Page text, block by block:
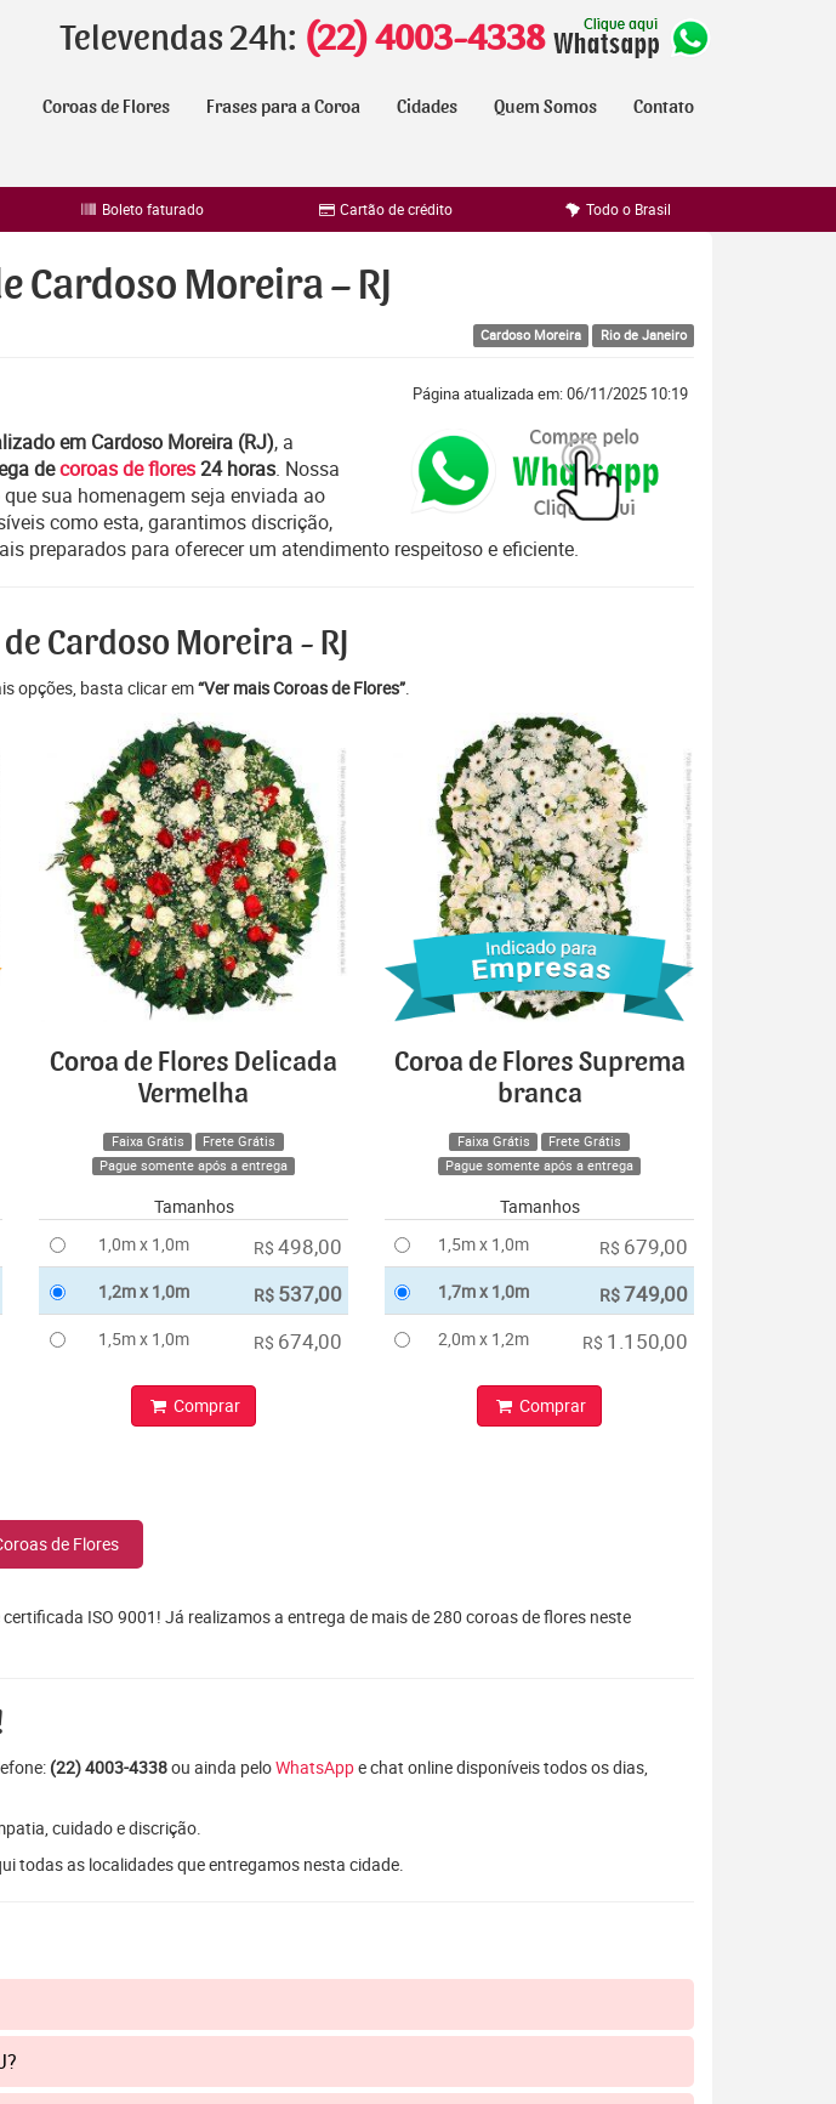
Televendas 24h: (22) 4003-4338
Coroas de Flores Frases para a Coroa Cidades Quem Somos Contato
Boleto faturado Cartão de crédito Todo o Brasil
Moreira – RJ
Cardoso Moreira Rio de Janeiro
Página atualizada em: 06/11/2025 10:19
em Cardoso Moreira (RJ), a
decoroas de flores24 horas. Nossa
sua homenagem seja enviada ao
como esta, garantimos discrição,
preparados para oferecer um atendimento respeitoso e eficiente.
Cardoso Moreira - RJ
opções, basta clicar em“Ver mais Coroas de Flores”.
Coroa de Flores Delicada
Vermelha
Faixa Grátis
Frete Grátis
Pague somente após a entrega
Tamanhos
1,0m x 1,0m
R$ 498,00
1,2m x 1,0m R$ 537,00
1,5m x 1,0m R$ 674,00
Comprar
Coroa de Flores Suprema
branca
Faixa Grátis
Frete Grátis
Pague somente após a entrega
Tamanhos
1,5m x 1,0m
R$ 679,00
1,7m x 1,0m R$749,00
2,0m x 1,2m R$ 1.150,00
Comprar
de Flores
ISO 9001! Já realizamos a entrega de mais de 280 coroas de flores neste
(22) 4003-4338ou ainda peloWhatsAppe chat online disponíveis todos os dias,
cuidado e discrição.
todas as localidades que entregamos nesta cidade.